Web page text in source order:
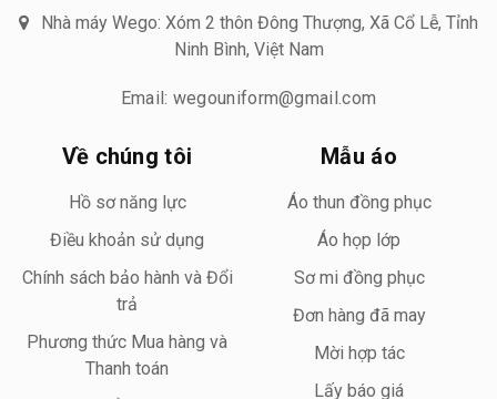
Nhà máy Wego: Xóm 2 thôn Đông Thượng, Xã Cổ Lễ, Tỉnh
Ninh Bình, Việt Nam
Email: wegouniform@gmail.com
Về chúng tôi
Hồ sơ năng lực
Điều khoản sử dụng
Chính sách bảo hành và Đổi
trả
Phương thức Mua hàng và
Thanh toán
Mẫu áo
Áo thun đồng phục
Áo họp lớp
Sơ mi đồng phục
Đơn hàng đã may
Mời hợp tác
Lấy báo giá